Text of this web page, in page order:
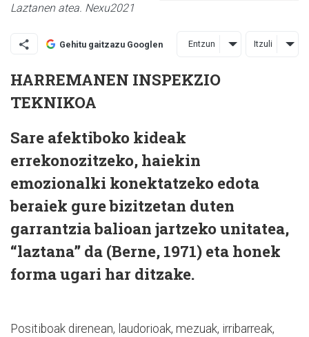
Laztanen atea. Nexu2021
Gehitu gaitzazu Googlen Entzun Itzuli
HARREMANEN INSPEKZIO
TEKNIKOA
Sare afektiboko kideak
errekonozitzeko, haiekin
emozionalki konektatzeko edota
beraiek gure bizitzetan duten
garrantzia balioan jartzeko unitatea,
“laztana” da (Berne, 1971) eta honek
forma ugari har ditzake.
Positiboak direnean, laudorioak, mezuak, irribarreak,